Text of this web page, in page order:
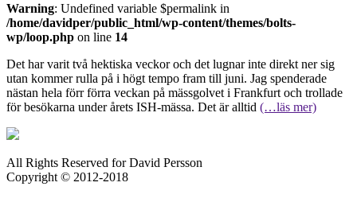
Warning: Undefined variable $permalink in
/home/davidper/public_html/wp-content/themes/bolts-
wp/loop.php on line 14
Det har varit två hektiska veckor och det lugnar inte direkt ner sig
utan kommer rulla på i högt tempo fram till juni. Jag spenderade
nästan hela förr förra veckan på mässgolvet i Frankfurt och trollade
för besökarna under årets ISH-mässa. Det är alltid (…läs mer)
All Rights Reserved for David Persson
Copyright © 2012-2018